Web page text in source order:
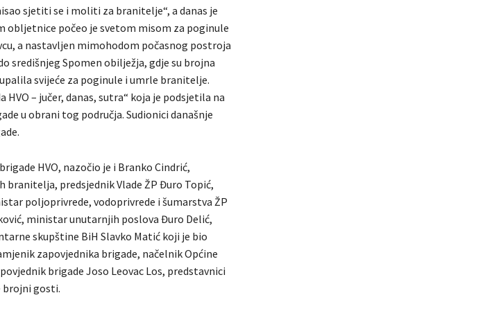
sjetiti se i moliti za branitelje“, a danas je
obljetnice počeo je svetom misom za poginule
a nastavljen mimohodom počasnog postroja
središnjeg Spomen obilježja, gdje su brojna
svijeće za poginule i umrle branitelje.
HVO – jučer, danas, sutra“ koja je podsjetila na
u obrani tog područja. Sudionici današnje
HVO, nazočio je i Branko Cindrić,
predsjednik Vlade ŽP Đuro Topić,
poljoprivrede, vodoprivrede i šumarstva ŽP
ministar unutarnjih poslova Đuro Delić,
skupštine BiH Slavko Matić koji je bio
zapovjednika brigade, načelnik Općine
brigade Joso Leovac Los, predstavnici
brojni gosti.